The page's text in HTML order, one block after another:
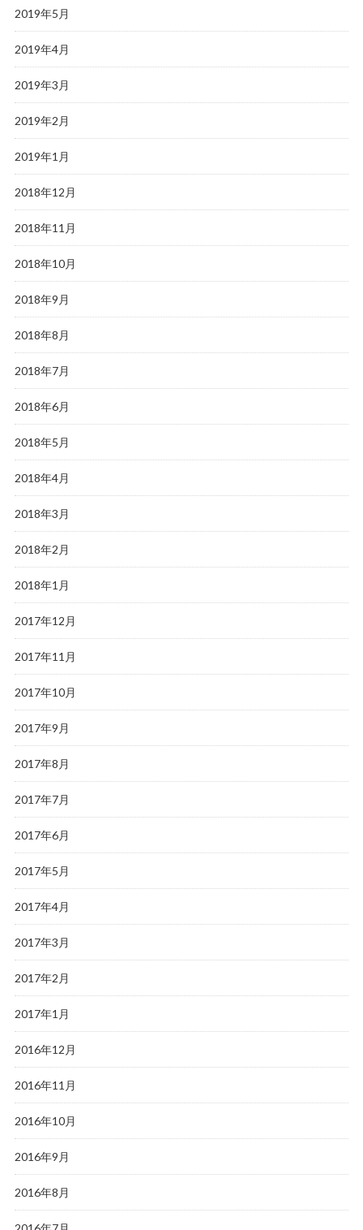
2019年5月
2019年4月
2019年3月
2019年2月
2019年1月
2018年12月
2018年11月
2018年10月
2018年9月
2018年8月
2018年7月
2018年6月
2018年5月
2018年4月
2018年3月
2018年2月
2018年1月
2017年12月
2017年11月
2017年10月
2017年9月
2017年8月
2017年7月
2017年6月
2017年5月
2017年4月
2017年3月
2017年2月
2017年1月
2016年12月
2016年11月
2016年10月
2016年9月
2016年8月